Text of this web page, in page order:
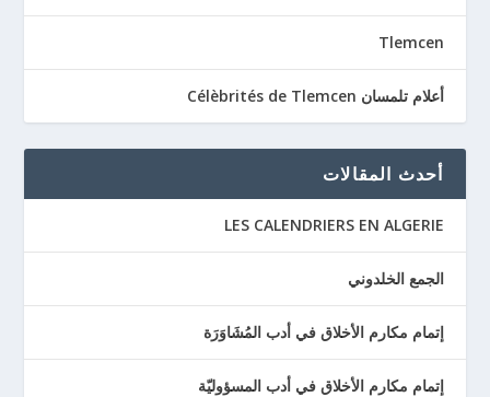
Tlemcen
أعلام تلمسان Célèbrités de Tlemcen
أحدث المقالات
LES CALENDRIERS EN ALGERIE
الجمع الخلدوني
إتمام مكارم الأخلاق في أدب المُشَاوَرَة
إتمام مكارم الأخلاق في أدب المسؤوليّة